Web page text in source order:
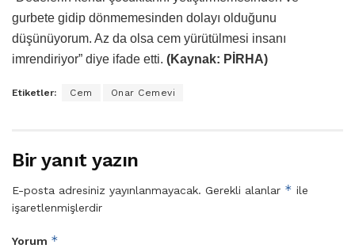
gurbete gidip dönmemesinden dolayı olduğunu
düşünüyorum. Az da olsa cem yürütülmesi insanı
imrendiriyor” diye ifade etti. (Kaynak: PİRHA)
Etiketler: Cem Onar Cemevi
Bir yanıt yazın
E-posta adresiniz yayınlanmayacak. Gerekli alanlar * ile
işaretlenmişlerdir
Yorum *